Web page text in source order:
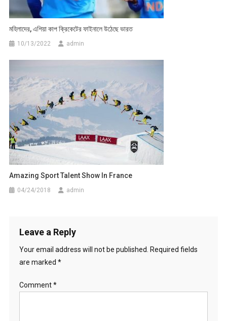
মহিলাদের, এশিয়া কাপ ক্রিকেটের ফাইনালে উঠেছে ভারত
10/13/2022 admin
Amazing Sport Talent Show In France
04/24/2018 admin
Leave a Reply
Your email address will not be published. Required fields
are marked *
Comment*